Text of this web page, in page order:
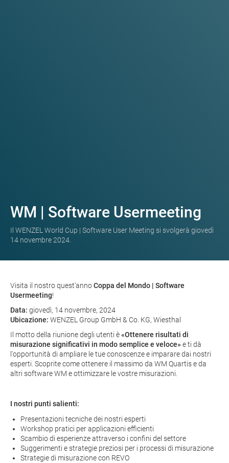
WM | Software Usermeeting
Il WENZEL World Cup | Software User Meeting si svolgerà giovedì
14 novembre 2024.
Visita il nostro quest'annoCoppa del Mondo | Software
Usermeeting!
Data: giovedì, 14 novembre, 2024
Ubicazione: WENZEL Group GmbH & Co. KG, Wiesthal
Il motto della riunione degli utenti è«Ottenere risultati di
misurazione significativi in modo semplice e veloce»e ti dà
l'opportunità di ampliare le tue conoscenze e imparare dai nostri
esperti. Scoprite come ottenere il massimo da WM Quartis e da
altri software WM e ottimizzare le vostre misurazioni.
I nostri punti salienti:
Presentazioni tecniche dei nostri esperti
Workshop pratici per applicazioni efficienti
Scambio di esperienze attraverso i confini del settore
Suggerimenti e strategie preziosi per i processi di misurazione
Strategie di misurazione con REVO